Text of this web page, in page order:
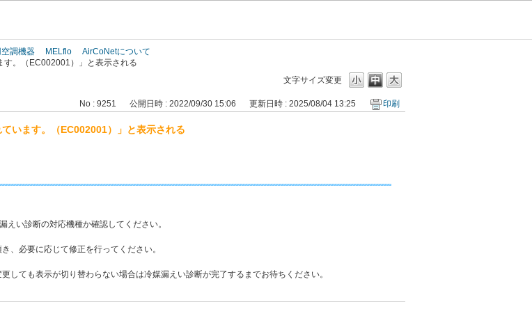
調機器 MELflo
AirCoNetについて
す。（EC002001）」と表示される
文字サイズ変更
No : 9251 公開日時 : 2022/09/30 15:06 更新日時 : 2025/08/04 13:25 印刷
います。（EC002001）」と表示される
い診断の対応機種か確認してください。
、必要に応じて修正を行ってください。
ても表示が切り替わらない場合は冷媒漏えい診断が完了するまでお待ちください。